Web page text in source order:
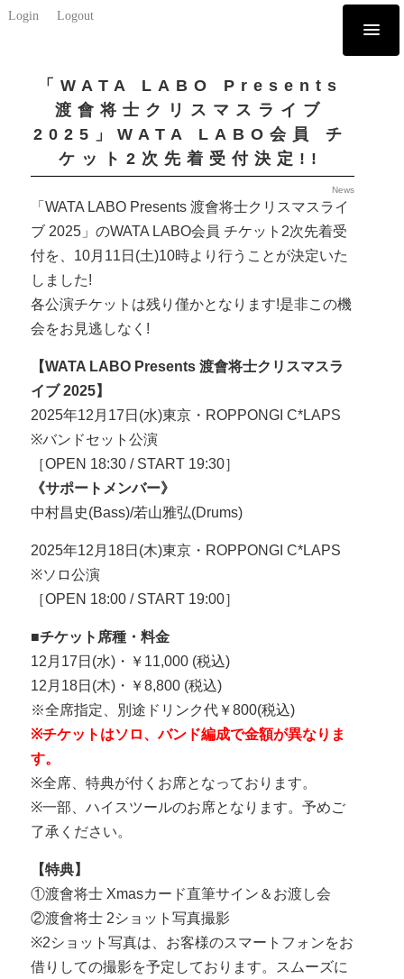
Login Logout
「WATA LABO Presents
渡會将士クリスマスライブ
2025」WATA LABO会員 チ
ケット2次先着受付決定!!
News
「WATA LABO Presents 渡會将士クリスマスライ
ブ 2025」のWATA LABO会員 チケット2次先着受
付を、10月11日(土)10時より行うことが決定いた
しました!
各公演チケットは残り僅かとなります!是非この機
会をお見逃しなく!
【WATA LABO Presents 渡會将士クリスマスラ
イブ 2025】
2025年12月17日(水)東京・ROPPONGI C*LAPS
※バンドセット公演
［OPEN 18:30 / START 19:30］
《サポートメンバー》
中村昌史(Bass)/若山雅弘(Drums)
2025年12月18日(木)東京・ROPPONGI C*LAPS
※ソロ公演
［OPEN 18:00 / START 19:00］
■チケット席種・料金
12月17日(水)・￥11,000 (税込)
12月18日(木)・￥8,800 (税込)
※全席指定、別途ドリンク代￥800(税込)
※チケットはソロ、バンド編成で金額が異なりま
す。
※全席、特典が付くお席となっております。
※一部、ハイスツールのお席となります。予めご
了承ください。
【特典】
①渡會将士 Xmasカード直筆サイン＆お渡し会
②渡會将士 2ショット写真撮影
※2ショット写真は、お客様のスマートフォンをお
借りしての撮影を予定しております。スムーズに